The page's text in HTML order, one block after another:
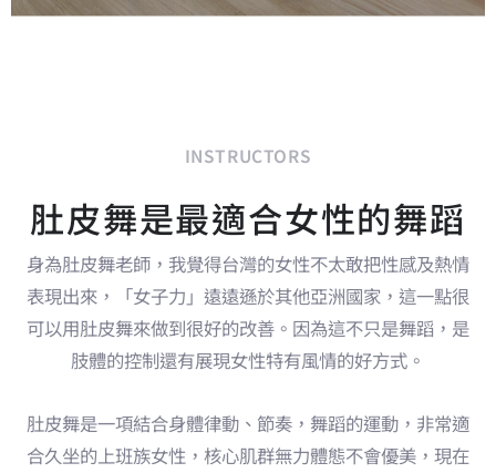
INSTRUCTORS
肚皮舞是最適合女性的舞蹈
身為肚皮舞老師，我覺得台灣的女性不太敢把性感及熱情
表現出來，「女子力」遠遠遜於其他亞洲國家，這一點很
可以用肚皮舞來做到很好的改善。因為這不只是舞蹈，是
肢體的控制還有展現女性特有風情的好方式。
肚皮舞是一項結合身體律動、節奏，舞蹈的運動，非常適
合久坐的上班族女性，核心肌群無力體態不會優美，現在